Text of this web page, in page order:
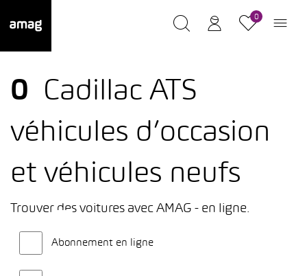
0
0
Cadillac ATS
véhicules d’occasion
et véhicules neufs
Trouver des voitures avec AMAG - en ligne.
Abonnement en ligne